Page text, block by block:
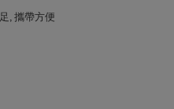
, 攜帶方便